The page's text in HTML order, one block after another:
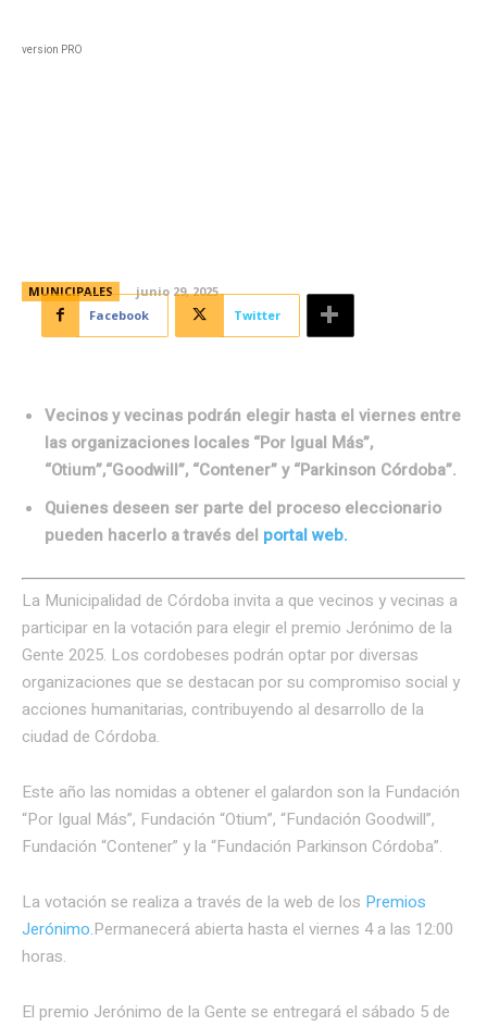
version PRO
MUNICIPALES
junio 29, 2025
Facebook
Twitter
Vecinos y vecinas podrán elegir hasta el viernes entre
las organizaciones locales “Por Igual Más”,
“Otium”,“Goodwill”, “Contener” y “Parkinson Córdoba”.
Quienes deseen ser parte del proceso eleccionario
pueden hacerlo a través del portal web.
La Municipalidad de Córdoba invita a que vecinos y vecinas a
participar en la votación para elegir el premio Jerónimo de la
Gente 2025. Los cordobeses podrán optar por diversas
organizaciones que se destacan por su compromiso social y
acciones humanitarias, contribuyendo al desarrollo de la
ciudad de Córdoba.
Este año las nomidas a obtener el galardon son la Fundación
“Por Igual Más”, Fundación “Otium”, “Fundación Goodwill”,
Fundación “Contener” y la “Fundación Parkinson Córdoba”.
La votación se realiza a través de la web de los Premios
Jerónimo.Permanecerá abierta hasta el viernes 4 a las 12:00
horas.
El premio Jerónimo de la Gente se entregará el sábado 5 de